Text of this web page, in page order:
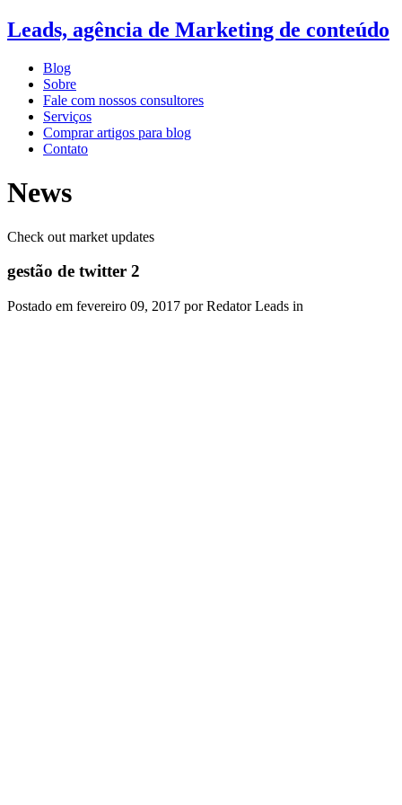
Leads, agência de Marketing de conteúdo
Blog
Sobre
Fale com nossos consultores
Serviços
Comprar artigos para blog
Contato
News
Check out market updates
gestão de twitter 2
Postado em fevereiro 09, 2017 por Redator Leads in